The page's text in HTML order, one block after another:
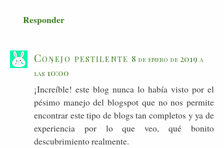
Responder
Coŋejo pestilente 8 de enero de 2019 a
las 10:00
¡Increíble! este blog nunca lo había visto por el
pésimo manejo del blogspot que no nos permite
encontrar este tipo de blogs tan completos y ya de
experiencia por lo que veo, qué bonito
descubrimiento realmente.